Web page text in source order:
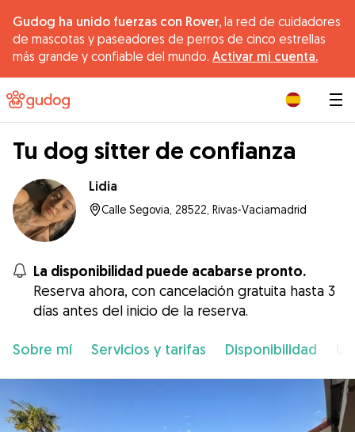
Gudog ha unido fuerzas con Rover, la red de cuidadores
de mascotas y paseadores de perros de cinco estrellas
más grande y confiable del mundo. Activar mi cuenta.
Tu dog sitter de confianza
Lidia
Calle Segovia, 28522, Rivas-Vaciamadrid
La disponibilidad puede acabarse pronto.
Reserva ahora, con cancelación gratuita hasta 3
días antes del inicio de la reserva.
Sobre mí Servicios y tarifas Disponibilidad